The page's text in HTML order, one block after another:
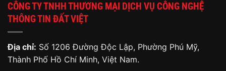
CÔNG TY TNHH THƯƠNG MẠI DỊCH VỤ CÔNG NGHỆ
THÔNG TIN ĐẤT VIỆT
Địa chỉ: Số 1206 Đường Độc Lập, Phường Phú Mỹ,
Thành Phố Hồ Chí Minh, Việt Nam.